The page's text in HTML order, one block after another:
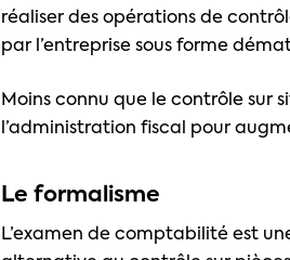
réaliser des opérations de
par l’entreprise sous forme
Moins connu que le contrôle sur
l’administration fiscal pour
Le formalisme
L’examen de comptabilité est